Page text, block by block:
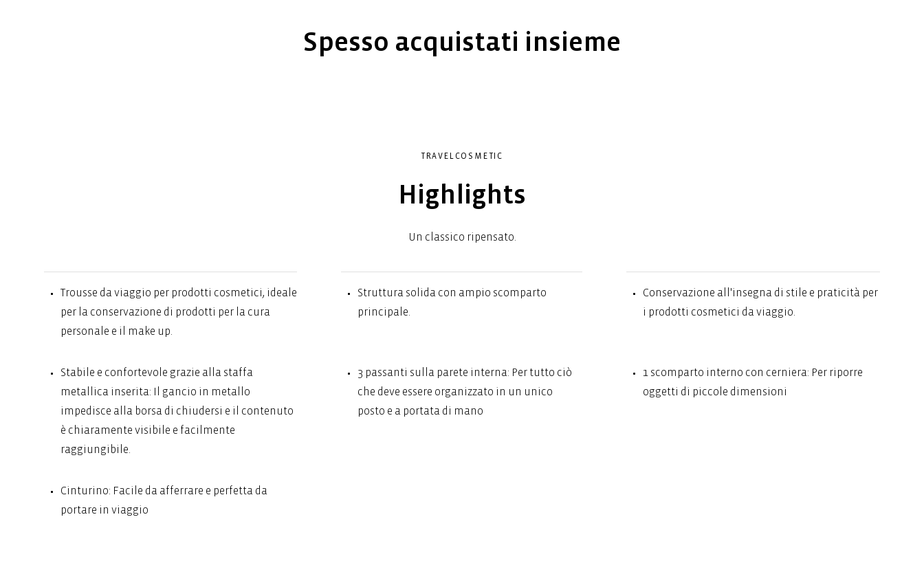
Spesso acquistati insieme
TRAVELCOSMETIC
Highlights
Un classico ripensato.
Trousse da viaggio per prodotti cosmetici, ideale
per la conservazione di prodotti per la cura
personale e il make up.
Struttura solida con ampio scomparto
principale.
Conservazione all'insegna di stile e praticità per
i prodotti cosmetici da viaggio.
Stabile e confortevole grazie alla staffa
metallica inserita: Il gancio in metallo
impedisce alla borsa di chiudersi e il contenuto
è chiaramente visibile e facilmente
raggiungibile.
3 passanti sulla parete interna: Per tutto ciò
che deve essere organizzato in un unico
posto e a portata di mano
1 scomparto interno con cerniera: Per riporre
oggetti di piccole dimensioni
Cinturino: Facile da afferrare e perfetta da
portare in viaggio